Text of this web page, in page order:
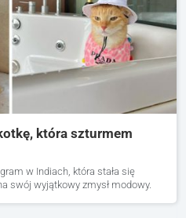
która szturmem
w Indiach, która stała się
swój wyjątkowy zmysł modowy.